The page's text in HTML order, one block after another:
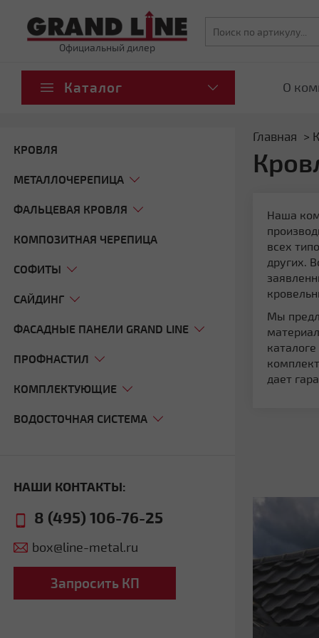
Официальный дилер
Каталог О
Главная
КРОВЛЯ
МЕТАЛЛОЧЕРЕПИЦА
ФАЛЬЦЕВАЯ КРОВЛЯ
КОМПОЗИТНАЯ ЧЕРЕПИЦА
СОФИТЫ
САЙДИНГ
ФАСАДНЫЕ ПАНЕЛИ GRAND LINE
ПРОФНАСТИЛ
КОМПЛЕКТУЮЩИЕ
ВОДОСТОЧНАЯ СИСТЕМА
НАШИ КОНТАКТЫ:
8 (495) 106-76-25
box@line-metal.ru
Запросить КП
Наша
всех
других.
Мы
дает